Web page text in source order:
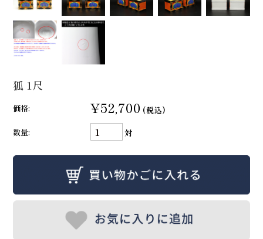
狐 1尺
価格: ¥52,700 (税込)
数量:
対